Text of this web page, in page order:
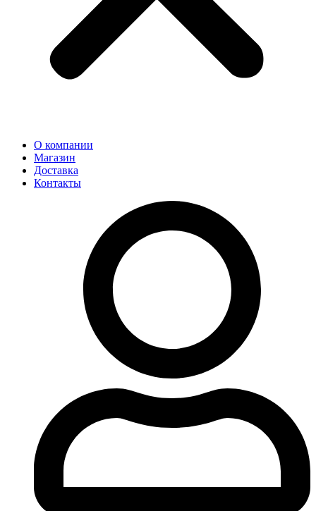
О компании
Магазин
Доставка
Контакты